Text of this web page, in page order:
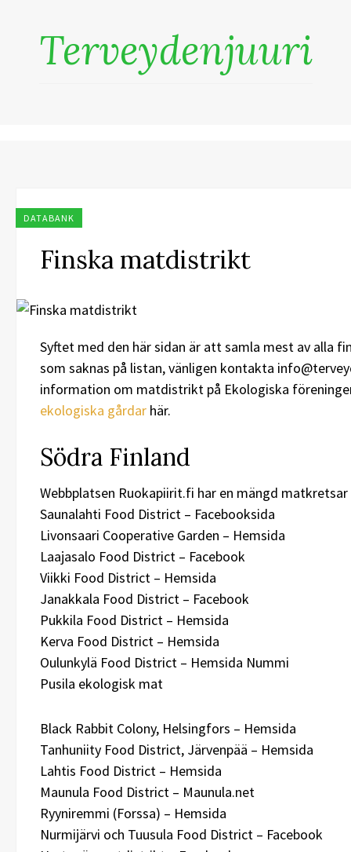
Terveydenjuuri
DATABANK
Finska matdistrikt
Syftet med den här sidan är att samla mest av alla
som saknas på listan, vänligen kontakta
information om matdistrikt på Ekologiska
ekologiska gårdar här.
Södra Finland
Webbplatsen Ruokapiirit.fi har en mängd matkretsar
Saunalahti Food District – Facebooksida
Livonsaari Cooperative Garden – Hemsida
Laajasalo Food District – Facebook
Viikki Food District – Hemsida
Janakkala Food District – Facebook
Pukkila Food District – Hemsida
Kerva Food District – Hemsida
Oulunkylä Food District – Hemsida Nummi
Pusila ekologisk mat
Black Rabbit Colony, Helsingfors – Hemsida
Tanhuniity Food District, Järvenpää – Hemsida
Lahtis Food District – Hemsida
Maunula Food District – Maunula.net
Ryyniremmi (Forssa) – Hemsida
Nurmijärvi och Tuusula Food District – Facebook